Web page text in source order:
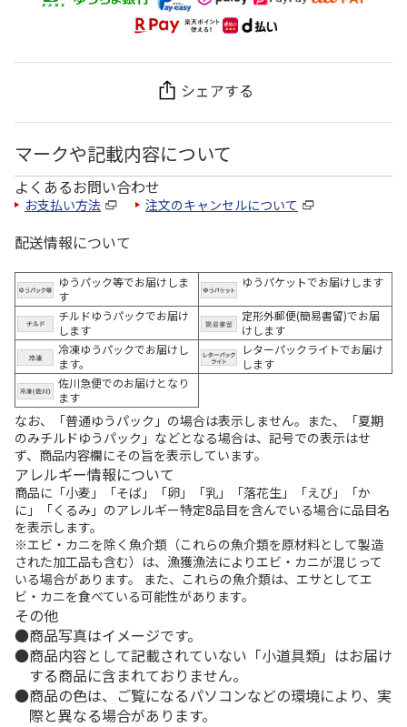
シェアする
マークや記載内容について
よくあるお問い合わせ
お支払い方法 注文のキャンセルについて
配送情報について
ゆうパック等でお届けしま
す
ゆうパケットでお届けします
チルドゆうパックでお届け
します
定形外郵便(簡易書留)でお届
けします
冷凍ゆうパックでお届けし
ます。
レターパックライトでお届け
します
佐川急便でのお届けとなり
ます
なお、「普通ゆうパック」の場合は表示しません。また、「夏期
のみチルドゆうパック」などとなる場合は、記号での表示はせ
ず、商品内容欄にその旨を表示しています。
アレルギー情報について
商品に「小麦」「そば」「卵」「乳」「落花生」「えび」「か
に」「くるみ」のアレルギー特定8品目を含んでいる場合に品目名
を表示します。
※エビ・カニを除く魚介類（これらの魚介類を原材料として製造
された加工品も含む）は、漁獲漁法によりエビ・カニが混じって
いる場合があります。 また、これらの魚介類は、エサとしてエ
ビ・カニを食べている可能性があります。
その他
商品写真はイメージです。
商品内容として記載されていない「小道具類」はお届け
する商品に含まれておりません。
商品の色は、ご覧になるパソコンなどの環境により、実
際と異なる場合があります。